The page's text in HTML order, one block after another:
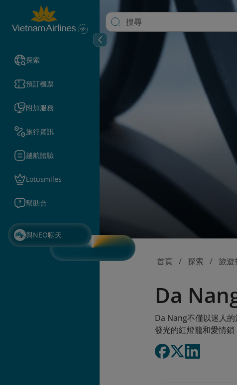
探索
預訂機票
附加服務
旅行資訊
越航體驗
Lotusmiles
幫助台
與NEO聊天
首頁 探索 旅遊
Da
Da Nang不僅以迷人
發光的紅燈籠和愛情